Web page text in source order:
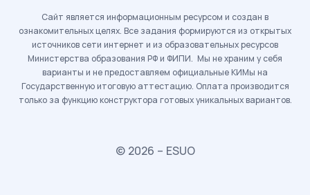
Сайт является информационным ресурсом и создан в
ознакомительных целях. Все задания формируются из открытых
источников сети интернет и из образовательных ресурсов
Министерства образования РФ и ФИПИ. Мы не храним у себя
варианты и не предоставляем официальные КИМы на
Государственную итоговую аттестацию. Оплата производится
только за функцию конструктора готовых уникальных вариантов.
© 2026 – ESUO